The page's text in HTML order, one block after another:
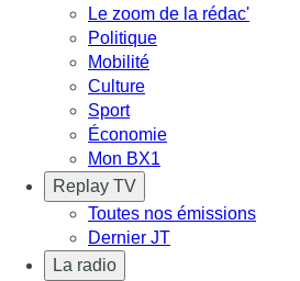
Le zoom de la rédac'
Politique
Mobilité
Culture
Sport
Économie
Mon BX1
Replay TV
Toutes nos émissions
Dernier JT
La radio